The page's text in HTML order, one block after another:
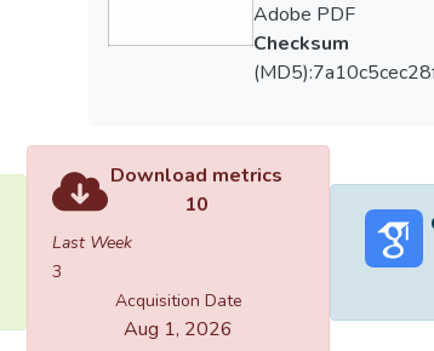
Adobe PDF
Checksum
Download metrics
10
Last Week
3
Acquisition Date
Aug 1, 2026